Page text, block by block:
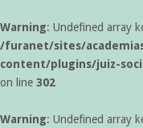
Warning: Undefined array
/furanet/sites/
content/plugins/juiz-
on line 302
Warning: Undefined array